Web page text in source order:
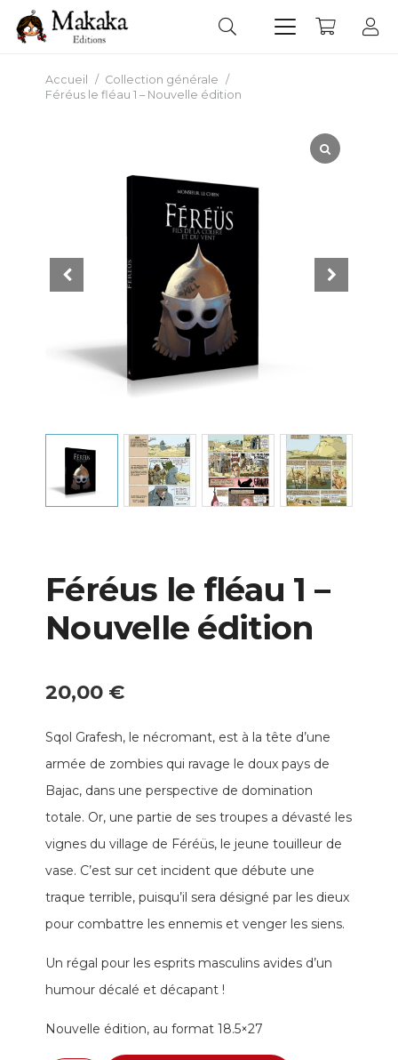
Accueil / Collection générale /
Féréus le fléau 1 – Nouvelle édition
Féréus le fléau 1 –
Nouvelle édition
20,00 €
Sqol Grafesh, le nécromant, est à la tête d’une
armée de zombies qui ravage le doux pays de
Bajac, dans une perspective de domination
totale. Or, une partie de ses troupes a dévasté les
vignes du village de Féréüs, le jeune touilleur de
vase. C’est sur cet incident que débute une
traque terrible, puisqu’il sera désigné par les dieux
pour combattre les ennemis et venger les siens.
Un régal pour les esprits masculins avides d’un
humour décalé et décapant !
Nouvelle édition, au format 18.5×27